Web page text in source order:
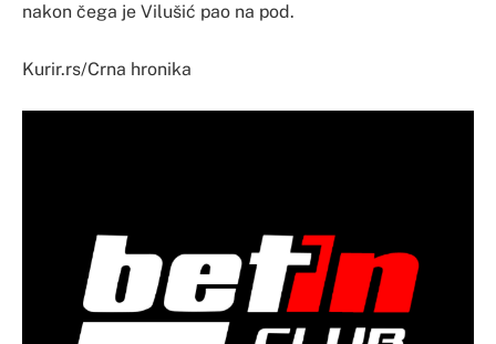
nakon čega je Vilušić pao na pod.
Kurir.rs/Crna hronika